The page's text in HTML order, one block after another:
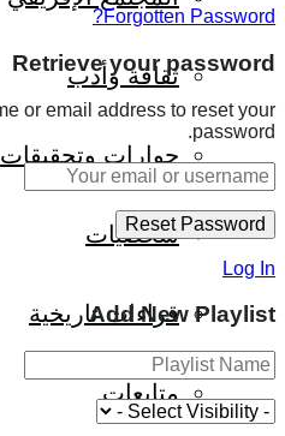
ثقافة وأدب
حوارات وتحقيقات
شخصيات
قراءات تاريخية
متابعات
Forgotten Password?
Retrieve your password
or email address to reset your
password.
Log In
Add New Playlist